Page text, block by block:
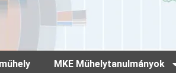
MKE Műhelytanulmányok